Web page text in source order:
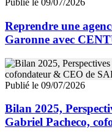
Publié le 09/07/2026
Reprendre une
Garonne avec
Publié le 09/07/2026
Bilan 2025,
Gabriel Pacheco,